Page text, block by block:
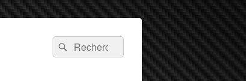
Recherche :
Rechercher